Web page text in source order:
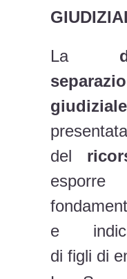
La
giudiziale
del
e
di figli di